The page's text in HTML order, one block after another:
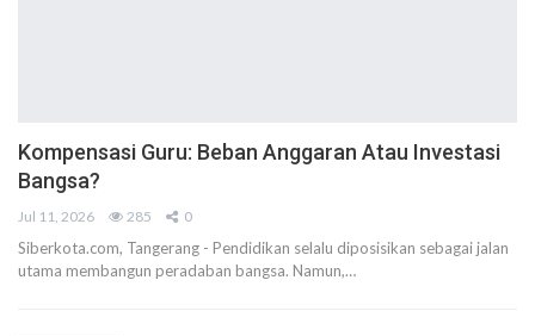
Kompensasi Guru: Beban Anggaran Atau Investasi
Bangsa?
Jul 11, 2026 285 0
Siberkota.com, Tangerang - Pendidikan selalu diposisikan sebagai jalan
utama membangun peradaban bangsa. Namun,…